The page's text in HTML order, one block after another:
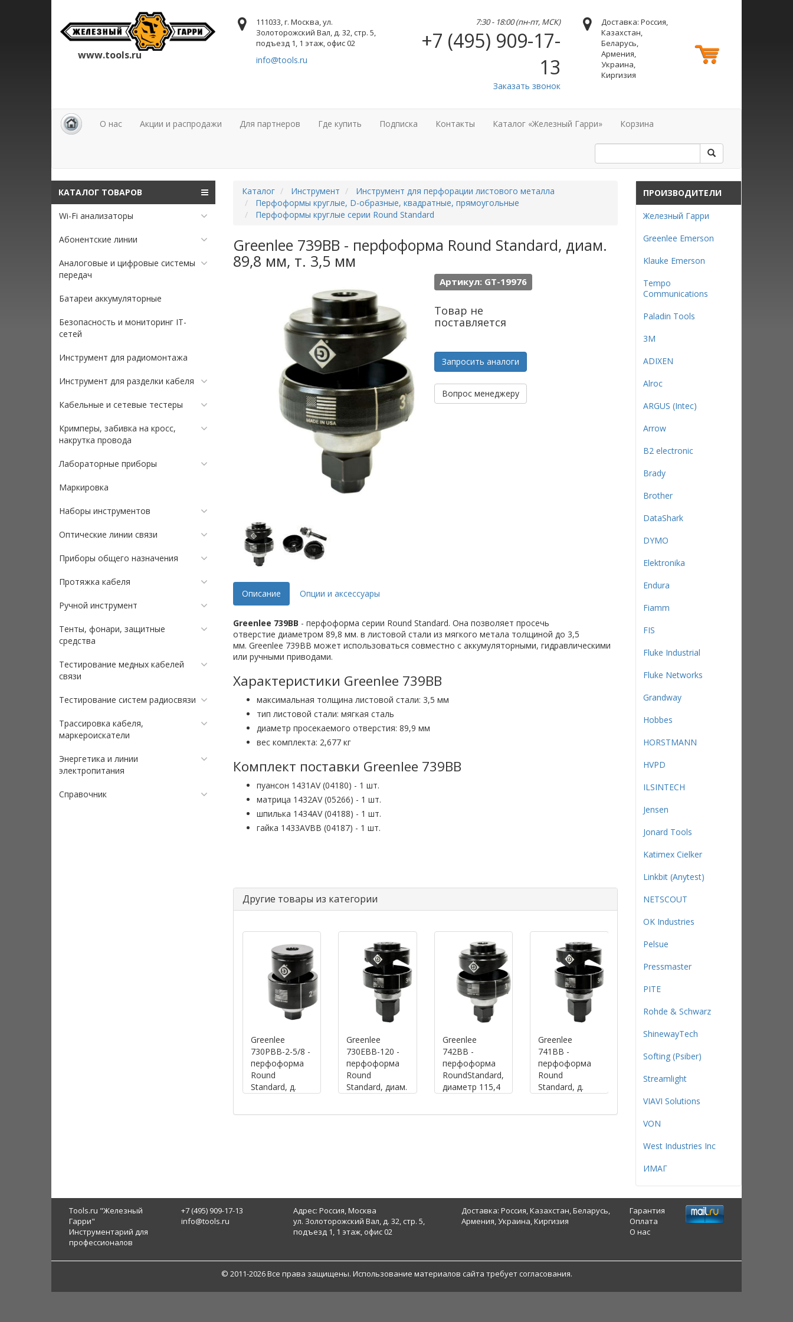
www.tools.ru
111033, г. Москва, ул.
Золоторожский Вал, д. 32, стр. 5,
подъезд 1, 1 этаж, офис 02
info@tools.ru
7:30 - 18:00 (пн-пт, МСК)
+7 (495) 909-17-
13
Заказать звонок
Доставка: Россия,
Казахстан,
Беларусь,
Армения,
Украина,
Киргизия
О нас Акции и распродажи Для партнеров Где купить Подписка Контакты Каталог «Железный Гарри» Корзина
КАТАЛОГ ТОВАРОВ
Wi-Fi анализаторы
Абонентские линии
Аналоговые и цифровые системы
передач
Батареи аккумуляторные
Безопасность и мониторинг IT-
сетей
Инструмент для радиомонтажа
Инструмент для разделки кабеля
Кабельные и сетевые тестеры
Кримперы, забивка на кросс,
накрутка провода
Лабораторные приборы
Маркировка
Наборы инструментов
Оптические линии связи
Приборы общего назначения
Протяжка кабеля
Ручной инструмент
Тенты, фонари, защитные
средства
Тестирование медных кабелей
связи
Тестирование систем радиосвязи
Трассировка кабеля,
маркероискатели
Энергетика и линии
электропитания
Справочник
Каталог Инструмент
Инструмент для перфорации листового металла
Перфоформы круглые, D-образные, квадратные, прямоугольные
Перфоформы круглые серии Round Standard
Greenlee 739BB - перфоформа Round Standard, диам.
89,8 мм, т. 3,5 мм
Артикул: GT-19976
Товар не
поставляется
Запросить аналоги
Вопрос менеджеру
Описание Опции и аксессуары
Greenlee 739BB - перфоформа серии Round Standard. Она позволяет просечь
отверстие диаметром 89,8 мм. в листовой стали из мягкого метала толщиной до 3,5
мм. Greenlee 739BB может использоваться совместно с аккумуляторными, гидравлическими
или ручными приводами.
Характеристики Greenlee 739BB
максимальная толщина листовой стали: 3,5 мм
тип листовой стали: мягкая сталь
диаметр просекаемого отверстия: 89,9 мм
вес комплекта: 2,677 кг
Комплект поставки Greenlee 739BB
пуансон 1431AV (04180) - 1 шт.
матрица 1432AV (05266) - 1 шт.
шпилька 1434AV (04188) - 1 шт.
гайка 1433AVBB (04187) - 1 шт.
Другие товары из категории
Greenlee
730PBB-2-5/8 -
перфоформа
Round
Standard, д.
Greenlee
730EBB-120 -
перфоформа
Round
Standard, диам.
Greenlee
742BB -
перфоформа
RoundStandard,
диаметр 115,4
Greenlee
741BB -
перфоформа
Round
Standard, д.
Greenlee
730PBB-3-3/4 -
перфоформа
Round
Standard, д.
95,3 мм, т. 3,5
ПРОИЗВОДИТЕЛИ
Железный Гарри
Greenlee Emerson
Klauke Emerson
Tempo
Communications
Paladin Tools
3М
ADIXEN
Alroc
ARGUS (Intec)
Arrow
B2 electronic
Brady
Brother
DataShark
DYMO
Elektronika
Endura
Fiamm
FIS
Fluke Industrial
Fluke Networks
Grandway
Hobbes
HORSTMANN
HVPD
ILSINTECH
Jensen
Jonard Tools
Katimex Cielker
Linkbit (Anytest)
NETSCOUT
OK Industries
Pelsue
Pressmaster
PITE
Rohde & Schwarz
ShinewayTech
Softing (Psiber)
Streamlight
VIAVI Solutions
VON
West Industries Inc
ИМАГ
Tools.ru "Железный
Гарри"
Инструментарий для
профессионалов
+7 (495) 909-17-13
info@tools.ru
Адрес: Россия, Москва
ул. Золоторожский Вал, д. 32, стр. 5,
подъезд 1, 1 этаж, офис 02
Доставка: Россия, Казахстан, Беларусь,
Армения, Украина, Киргизия
Гарантия
Оплата
О нас
© 2011-2026 Все права защищены. Использование материалов сайта требует согласования.